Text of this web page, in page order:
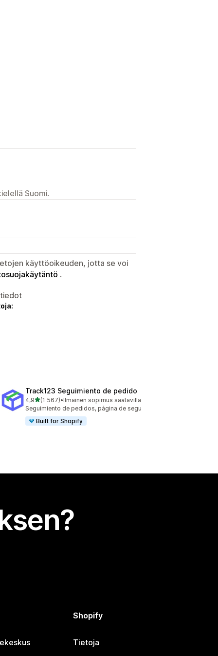
Suomi.
käyttöoikeuden, jotta se voi
.
Track123 Seguimiento de pedido
4,9/ 5 tähteä
(1 567)
1567 arvostelua yhteensä
•Ilmainen sopimus saatavilla
Seguimiento de pedidos, página de segu
Built for Shopify
Shopify
Tietoja